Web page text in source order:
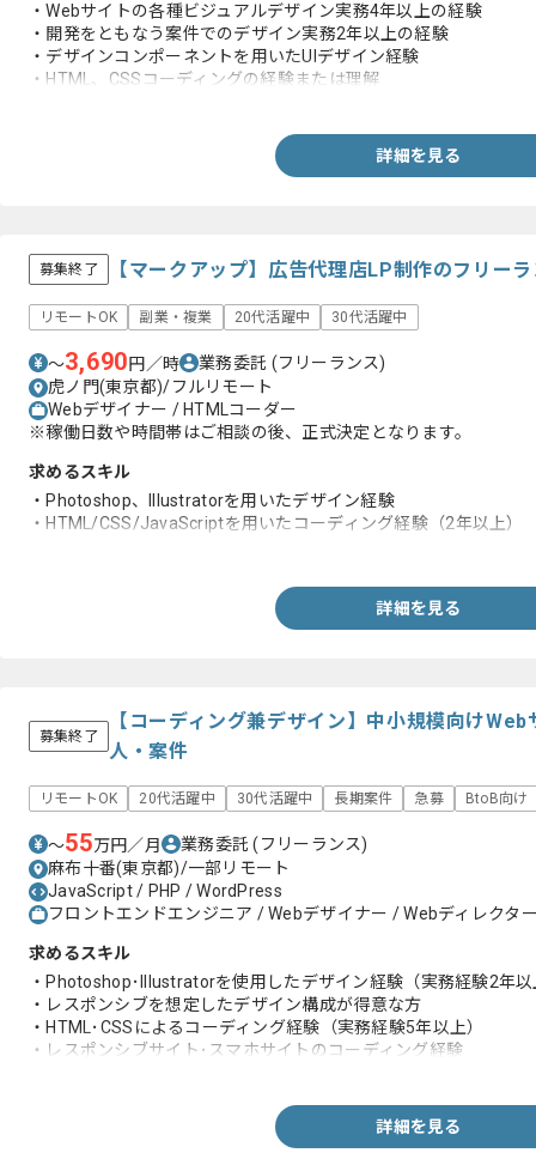
・Webサイトの各種ビジュアルデザイン実務4年以上の経験
・開発をともなう案件でのデザイン実務2年以上の経験
・デザインコンポーネントを用いたUIデザイン経験
・HTML、CSSコーディングの経験または理解
詳細を見る
募集終了 【マークアップ】広告代理店LP制作のフリー
リモートOK 副業・複業 20代活躍中 30代活躍中
〜3,690円／時 業務委託 (フリーランス)
虎ノ門(東京都)/フルリモート
Webデザイナー / HTMLコーダー
※稼働日数や時間帯はご相談の後、正式決定となります。
求めるスキル
・Photoshop、Illustratorを用いたデザイン経験
・HTML/CSS/JavaScriptを用いたコーディング経験（2年以上）
詳細を見る
募集終了
【コーディング兼デザイン】中小規模向け
人・案件
リモートOK 20代活躍中 30代活躍中 長期案件 急募 BtoB向け
〜55万円／月 業務委託(フリーランス)
麻布十番(東京都)/一部リモート
JavaScript / PHP / WordPress
フロントエンドエンジニア / Webデザイナー / Webディレクタ
求めるスキル
・Photoshop･Illustratorを使用したデザイン経験（実務経験2年
・レスポンシブを想定したデザイン構成が得意な方
・HTML･CSSによるコーディング経験（実務経験5年以上）
・レスポンシブサイト･スマホサイトのコーディング経験
・Webサービスに対するリテラシーと、技術的な知識
・Webに関する情報収集意欲が高い方
詳細を見る